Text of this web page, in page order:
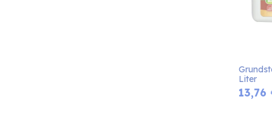
Liter
13,76